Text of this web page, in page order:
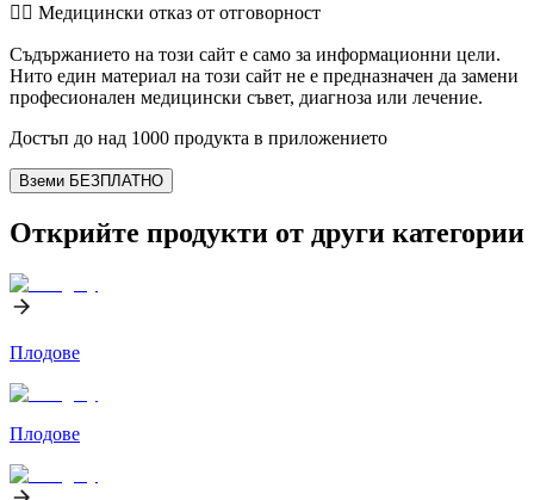
👨‍⚕️️ Медицински отказ от отговорност
Съдържанието на този сайт е само за информационни цели.
Нито един материал на този сайт не е предназначен да замени
професионален медицински съвет, диагноза или лечение.
Достъп до над 1000 продукта в приложението
Вземи БЕЗПЛАТНО
Открийте продукти от други категории
Плодове
Плодове